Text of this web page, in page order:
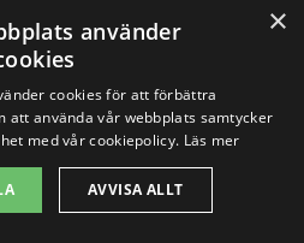
för
i
×
använder
cookies för att förbättra
att använda vår webbplats samtycker
med vår cookiepolicy. Läs mer
AVVISA ALLT